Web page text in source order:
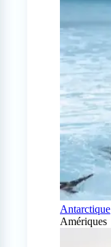
Antarctique
Amériques